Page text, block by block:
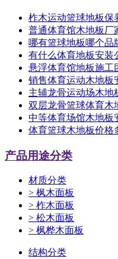
柞木运动篮球地板保
普通体育馆木地板厂
哪有篮球地板哪个品
有什么体育地板安装
悬浮体育馆地板施工
销售体育运动木地板
主辅龙骨运动场木地
双层龙骨篮球体育木
中等体育场馆木地板
体育篮球木地板价格
产品用途分类
材质分类
> 枫木面板
> 柞木面板
> 松木面板
> 枫桦木面板
结构分类